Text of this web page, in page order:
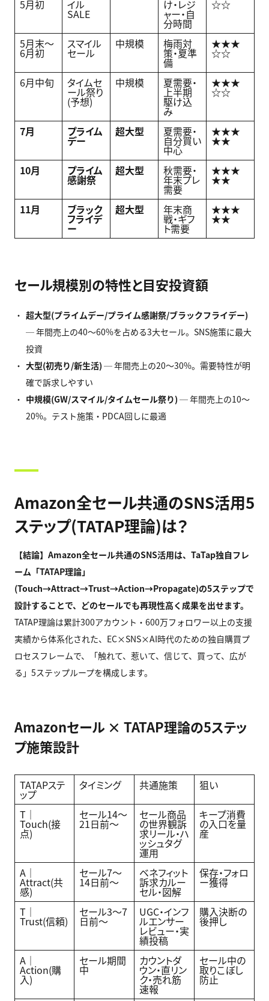
5月初 イル
SALE
け・レジ
ャー・自
分時間
☆☆
5月末〜
6月初
スマイル
セール
中規模 梅雨対
策・夏準
備
★★★
☆☆
6月中旬 タイムセ
ール祭り
(予想)
中規模 夏需要・
上半期
駆け込
み
★★★
☆☆
7月 プライム
デー
超大型 夏需要・
自分買い
中心
★★★
★★
10月 プライム
感謝祭
超大型 秋需要・
年末プレ
需要
★★★
★★
11月 ブラック
フライデ
ー
超大型 年末商
戦・ギフ
ト需要
★★★
★★
セール規模別の特性と目安投資額
超大型(プライムデー/プライム感謝祭/ブラックフライデー)
─ 年間売上の40〜60%を占める3大セール。SNS施策に最大
投資
大型(初売り/新生活) ─ 年間売上の20〜30%。需要特性が明
確で訴求しやすい
中規模(GW/スマイル/タイムセール祭り) ─ 年間売上の10〜
20%。テスト施策・PDCA回しに最適
Amazon全セール共通のSNS活用5
ステップ(TATAP理論)は？
【結論】Amazon全セール共通のSNS活用は、TaTap独自フレ
ーム「TATAP理論」
(Touch→Attract→Trust→Action→Propagate)の5ステップで
設計することで、どのセールでも再現性高く成果を出せます。
TATAP理論は累計300アカウント・600万フォロワー以上の支援
実績から体系化された、EC×SNS×AI時代のための独自購買プ
ロセスフレームで、「触れて、惹いて、信じて、買って、広が
る」5ステップループを構成します。
Amazonセール × TATAP理論の5ステッ
プ施策設計
TATAPステ
ップ
タイミング 共通施策 狙い
T｜
Touch(接
点)
セール14〜
21日前〜
セール商品
の世界観訴
求リール・ハ
ッシュタグ
運用
キープ消費
の入口を量
産
A｜
Attract(共
感)
セール7〜
14日前〜
ベネフィット
訴求カルー
セル・図解
保存・フォロ
ー獲得
T｜
Trust(信頼)
セール3〜7
日前〜
UGC・インフ
ルエンサー
レビュー・実
績投稿
購入決断の
後押し
A｜
Action(購
入)
セール期間
中
カウントダ
ウン・直リン
ク・売れ筋
速報
セール中の
取りこぼし
防止